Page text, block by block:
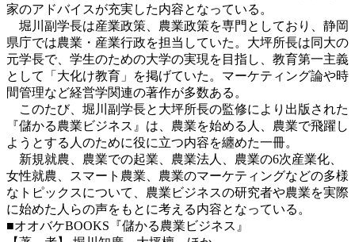
家のアドバイスが充実した内容となっている。
堀川副学長は産業政策、農業政策を専門としており、静岡
県庁では農業・産業行政を担当していた。大坪所長は同大の
元学長で、学生のための大学の実現を目指し、教育第一主義
として「大化け教育」を掲げていた。マーケティング論や時
間管理など経営学関連の著作が多数ある。
このたび、堀川副学長と大坪所長の監修により出版された
『儲かる農業ビジネス』は、農業を始める人、農業で飛躍し
ようとする人のために役に立つ内容を纏めた一冊。
新規就農、農業での起業、農業法人、農業の6次産業化、
女性就農、スマート農業、農業のマーケティングなどの多様
なトピックスについて、農業ビジネスの研究者や農業を実際
に始めた人らの声をもとに考える内容となっている。
■オオバケBOOKS『儲かる農業ビジネス』